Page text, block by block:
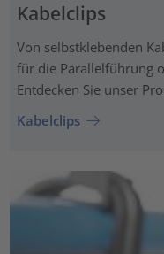
Kabelclips
Von selbstklebenden
für die Parallelführung
Entdecken Sie unser
Kabelclips